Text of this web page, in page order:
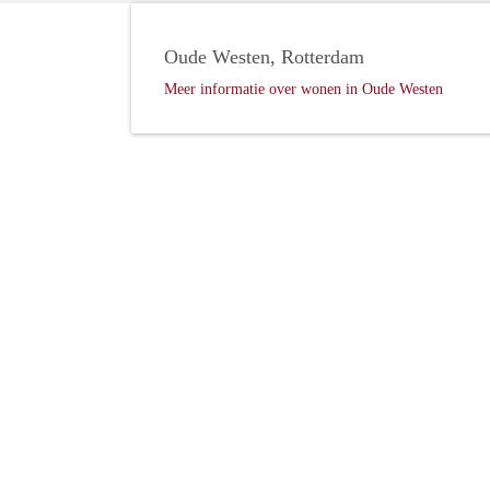
Oude Westen, Rotterdam
Meer informatie over wonen in Oude Westen